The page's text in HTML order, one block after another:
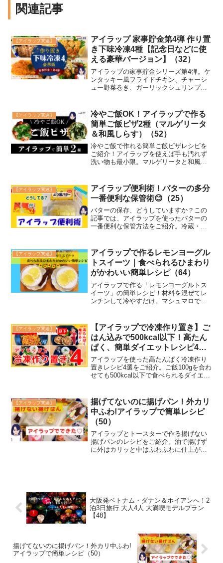
関連記事
【アイラップ関連】
アイラップ 家事貯金第4弾 作り置
き下味冷凍4種【記念日などに使
える豪華バージョン】（32）
アイラップの家事貯金シリーズ第4弾。ケ
ンタッキー風フライドチキン、チャーシ
ュー野菜巻き、ガーリックシュリンプ、
き、当日は記念日や誕生日、クリスマス
などにも使える豪華メニューが時短で作
れます。
【アイラップ関連】
冷やご飯OK！アイラップで作る
簡単ご飯ピザ2種（マルゲリータ
＆和風しらす）（52）
冷やご飯で作れる簡単ご飯ピザレシピを
ご紹介！アイラップを使えば手も汚れず
洗い物も最小限。マルゲリータと和風し
もおすすめのアレンジ自在レシピです。
【アイラップ関連】
アイラップ便利術！バターの多分
一番便利な保管術😊（25）
バターの保存、どうしていますか？この
記事では、アイラップを使ったバターの
一番便利な保管方法をご紹介。冷蔵・冷
でず、手も汚れない目からうろこの便利
術です！
【アイラップ関連】
アイラップで作るレモンヨーグル
トスイーツ｜食べられるひまわり
がかわいい簡単レシピ（64）
アイラップで作る「レモンヨーグルトス
イーツ」の簡単レシピ！材料を混ぜてレ
ンチンして冷やすだけ。マシュマロでな
ったり！ボウル不要で洗い物もほぼゼロ
です。
【アイラップ関連】
【アイラップで冷凍作り置き】ご
はん込みで500kcal以下！高たん
ぱく、簡単ダイエットレシピ4品
を紹介（58）
アイラップを使った高たんぱく冷凍作り
置きレシピ4選をご紹介。ご飯100gを合わ
せても500kcal以下で食べられるダイエッ
方をご紹介しています。
【アイラップ関連】
揚げてないのに揚げパン！外カリ
中ふわ!アイラップで簡単レシピ
（50）
アイラップとトースターで作る揚げない
揚げパンのレシピをご紹介。油で揚げず
に外はカリッと中はふわふわに仕上がり
大阪発ベトナム・ダナン＆ホイアンへ！2
泊3日旅行 大人4人 大満喫モデルプラン
【48】
揚げてないのに揚げパン！外カリ中ふわ!
アイラップで簡単レシピ（50）